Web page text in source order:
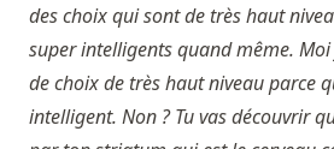
des choix qui sont de très haut
super intelligents quand même.
de choix de très haut niveau parce
intelligent. Non ? Tu vas découvrir